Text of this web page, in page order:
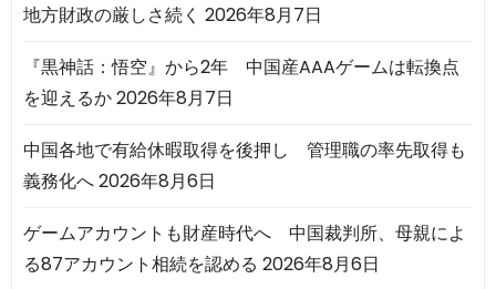
地方財政の厳しさ続く 2026年8月7日
『黒神話：悟空』から2年 中国産AAAゲームは転換点
を迎えるか2026年8月7日
中国各地で有給休暇取得を後押し 管理職の率先取得も
義務化へ2026年8月6日
ゲームアカウントも財産時代へ 中国裁判所、母親によ
る87アカウント相続を認める 2026年8月6日